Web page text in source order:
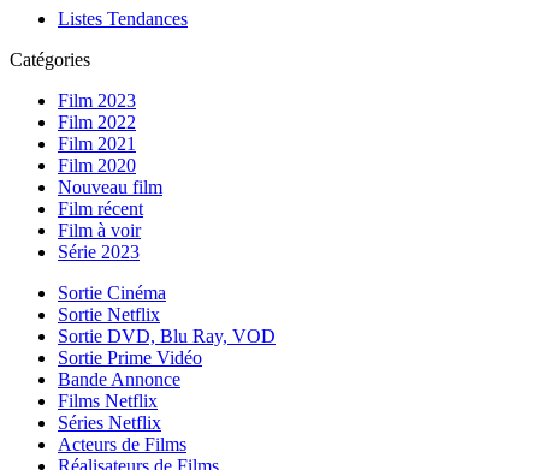
Listes Tendances
Catégories
Film 2023
Film 2022
Film 2021
Film 2020
Nouveau film
Film récent
Film à voir
Série 2023
Sortie Cinéma
Sortie Netflix
Sortie DVD, Blu Ray, VOD
Sortie Prime Vidéo
Bande Annonce
Films Netflix
Séries Netflix
Acteurs de Films
Réalisateurs de Films